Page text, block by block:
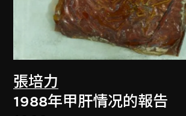
張培力
1988年甲肝情况的報告